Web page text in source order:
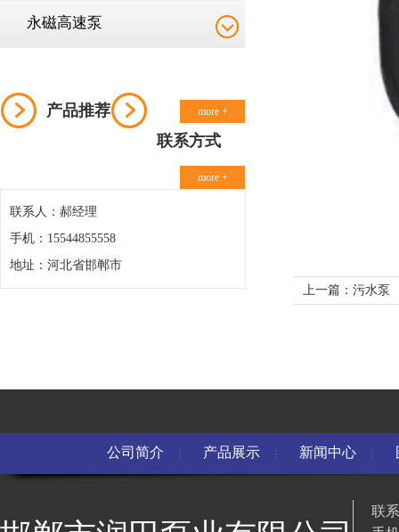
永磁高速泵
产品推荐 more +
联系方式
more +
联系人：郝经理
手机：15544855558
地址：河北省邯郸市
上一篇：污水泵
公司简介 产品展示 新闻中心
联